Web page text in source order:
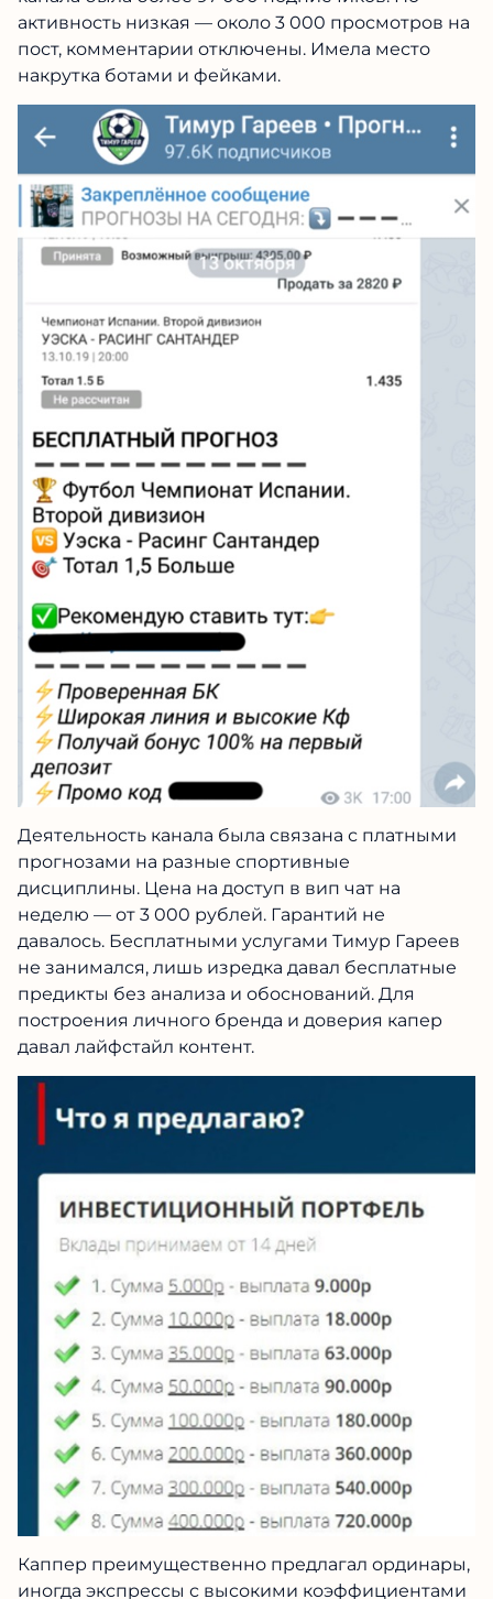
активность низкая — около 3 000 просмотров на
пост, комментарии отключены. Имела место
накрутка ботами и фейками.
Деятельность канала была связана с платными
прогнозами на разные спортивные
дисциплины. Цена на доступ в вип чат на
неделю — от 3 000 рублей. Гарантий не
давалось. Бесплатными услугами Тимур Гареев
не занимался, лишь изредка давал бесплатные
предикты без анализа и обоснований. Для
построения личного бренда и доверия капер
давал лайфстайл контент.
Каппер преимущественно предлагал ординары,
иногда экспрессы с высокими коэффициентами